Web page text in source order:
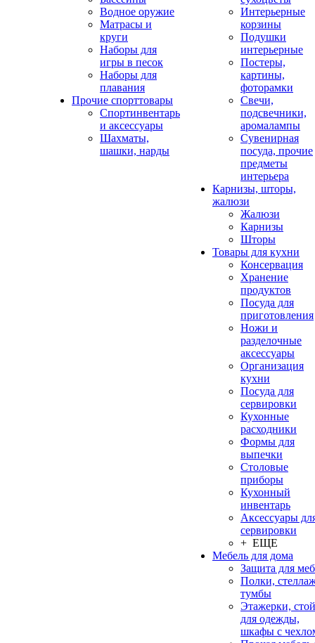
Водное оружие
Матрасы и
круги
Наборы для
игры в песок
Наборы для
плавания
Прочие спорттовары
Спортинвентарь
и аксессуары
Шахматы,
шашки, нарды
Интерьерные
корзины
Подушки
интерьерные
Постеры,
картины,
фоторамки
Свечи,
подсвечники,
аромалампы
Сувенирная
посуда, прочие
предметы
интерьера
Карнизы, шторы,
жалюзи
Жалюзи
Карнизы
Шторы
Товары для кухни
Консервация
Хранение
продуктов
Посуда для
приготовления
Ножи и
разделочные
аксессуары
Организация
кухни
Посуда для
сервировки
Кухонные
расходники
Формы для
выпечки
Столовые
приборы
Кухонный
инвентарь
Аксессуары
сервировки
+ ЕЩЕ
Мебель для дома
Защита для
Полки,
тумбы
Этажерки,
для одежды,
шкафы с